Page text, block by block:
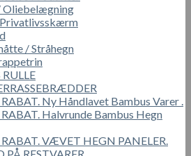
Oliebelægning
/ Stråhegn
Ny Håndlavet Bambus Varer .
Halvrunde Bambus Hegn
VÆVET HEGN PANELER.